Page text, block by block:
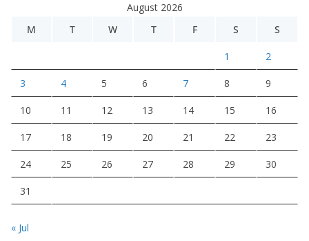
August 2026
M
T W T F S S
1 2
3 4 5 6 7 8 9
10 11 12 13 14 15 16
17 18 19 20 21 22 23
24 25 26 27 28 29 30
31
« Jul